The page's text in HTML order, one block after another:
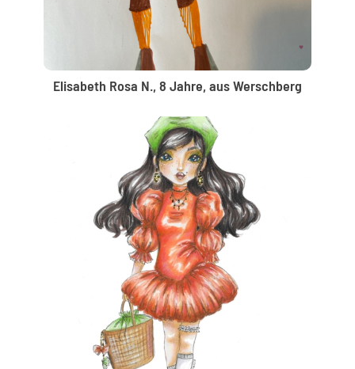
Elisabeth Rosa N., 8 Jahre, aus Werschberg